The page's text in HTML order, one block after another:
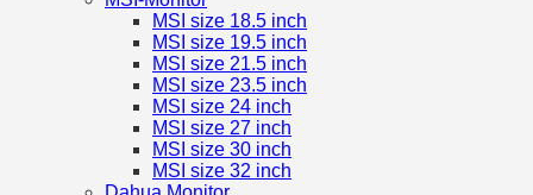
MSI size 18.5 inch
MSI size 19.5 inch
MSI size 21.5 inch
MSI size 23.5 inch
MSI size 24 inch
MSI size 27 inch
MSI size 30 inch
MSI size 32 inch